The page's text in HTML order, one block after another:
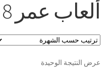
حسابي
الدفع
تواصل معنا
ألعاب عمر 8 سنوات
عرض النتيجة الوحيدة